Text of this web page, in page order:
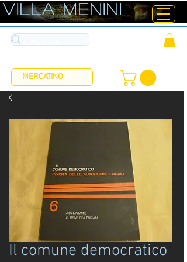
ViLLA MENINI
Il comune democratico
MERCATINO